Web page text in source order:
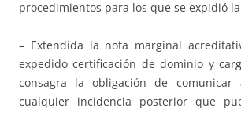
procedimientos para los que se expidió
– Extendida la nota marginal
expedido certificación de dominio y
consagra la obligación de comunicar
cualquier incidencia posterior que